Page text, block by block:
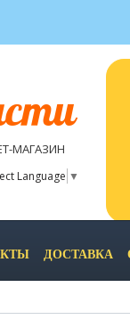
МАГАЗИН
Language ▼
ДОСТАВКА